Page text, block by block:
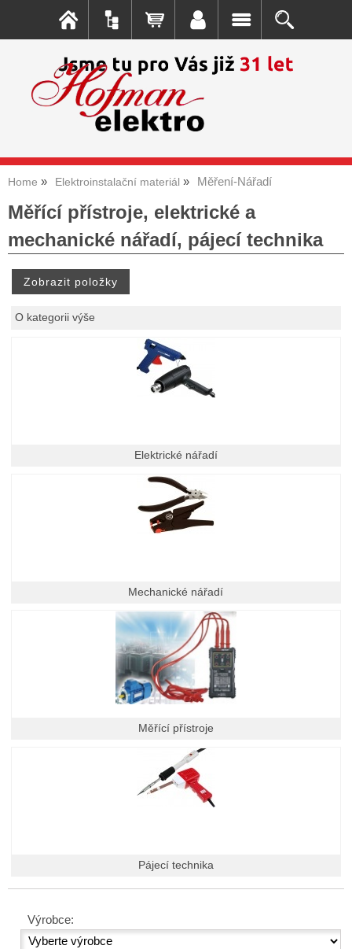
Home Elektroinstalační materiál Měření-Nářadí
Měřící přístroje, elektrické a
mechanické nářadí, pájecí technika
O kategorii výše
Elektrické nářadí
Mechanické nářadí
Měřící přístroje
Pájecí technika
Výrobce: